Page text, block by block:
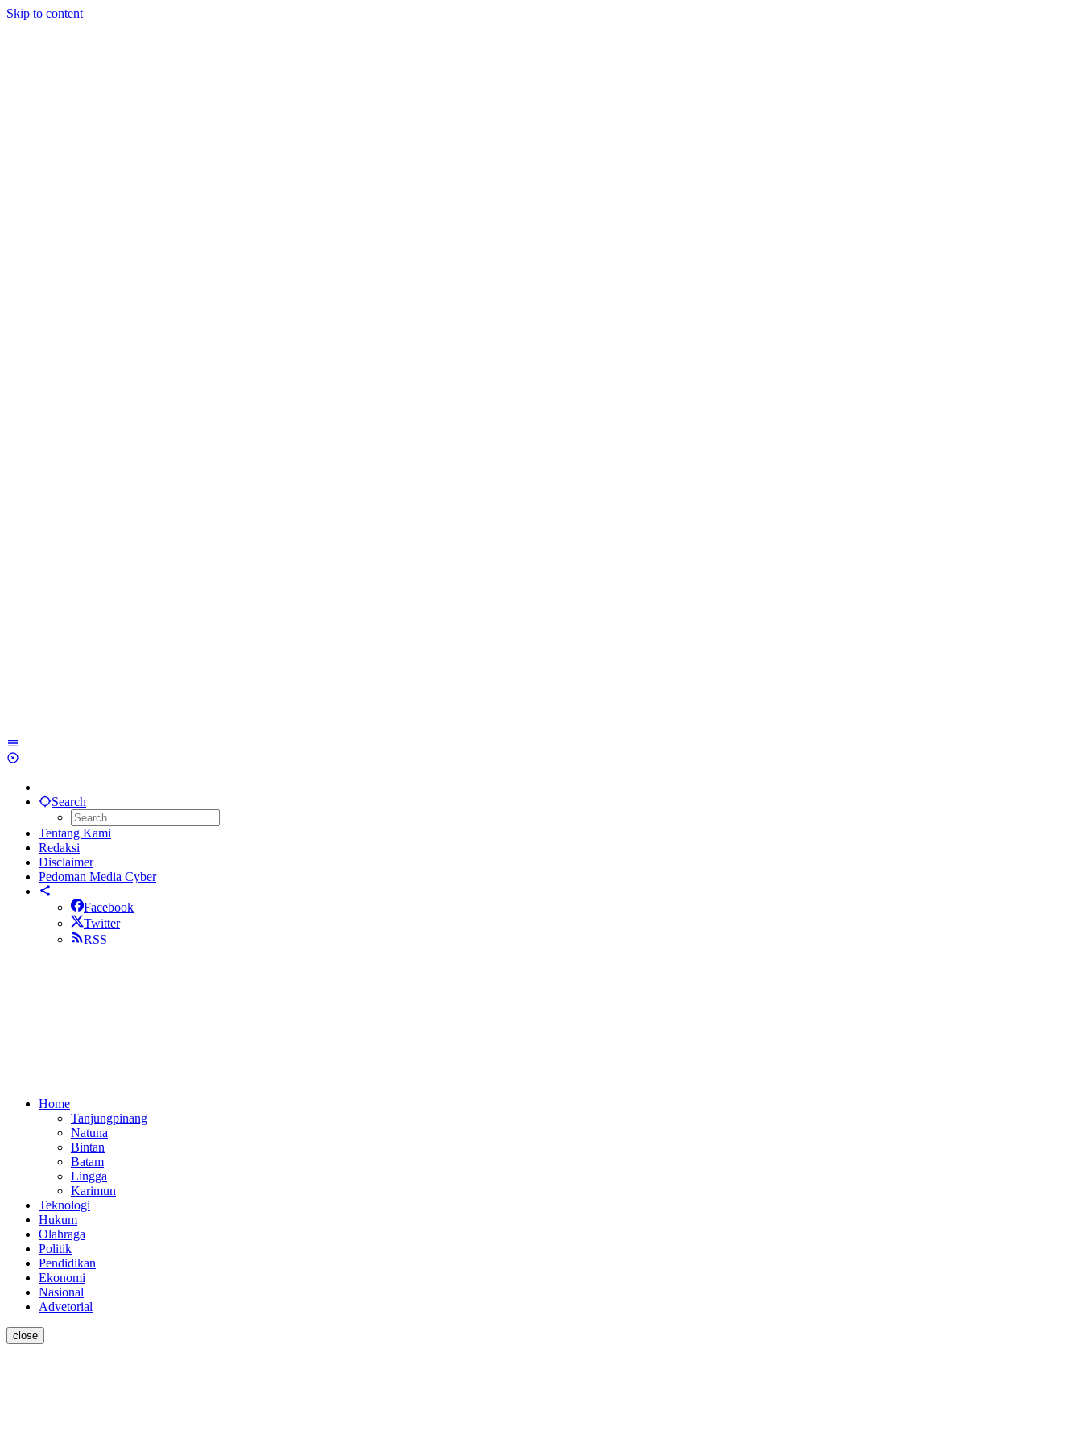
Skip to content
Search
Tentang Kami
Redaksi
Disclaimer
Pedoman Media Cyber
Facebook
Twitter
RSS
Home
Tanjungpinang
Natuna
Bintan
Batam
Lingga
Karimun
Teknologi
Hukum
Olahraga
Politik
Pendidikan
Ekonomi
Nasional
Advetorial
close